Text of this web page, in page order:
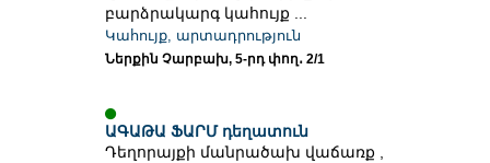
բարձրակարգ կահույք ...
Կահույք, արտադրություն
Ներքին Չարբախ, 5-րդ փող․ 2/1
ԱԳԱԹԱ ՖԱՐՄ դեղատուն
Դեղորայքի մանրածախ վաճառք ,